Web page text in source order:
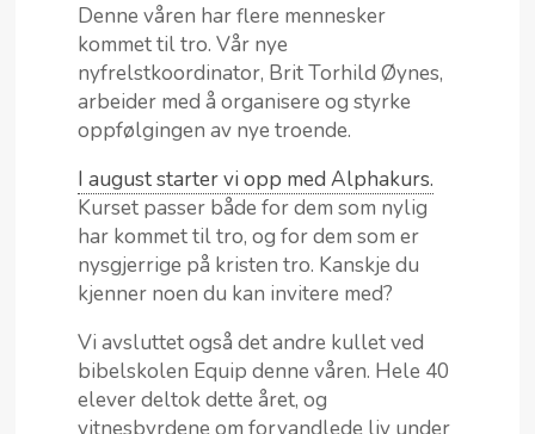
Denne våren har flere mennesker
kommet til tro. Vår nye
nyfrelstkoordinator, Brit Torhild Øynes,
arbeider med å organisere og styrke
oppfølgingen av nye troende.
I august starter vi opp med Alphakurs.
Kurset passer både for dem som nylig
har kommet til tro, og for dem som er
nysgjerrige på kristen tro. Kanskje du
kjenner noen du kan invitere med?
Vi avsluttet også det andre kullet ved
bibelskolen Equip denne våren. Hele 40
elever deltok dette året, og
vitnesbyrdene om forvandlede liv under